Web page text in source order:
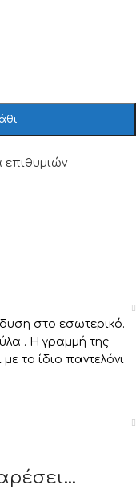
επιθυμιών
στο εσωτερικό.
. Η γραμμή της
το ίδιο παντελόνι